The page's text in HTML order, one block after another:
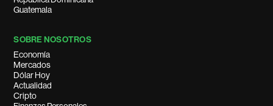
Guatemala
SOBRE NOSOTROS
Economía
Mercados
Dólar Hoy
Actualidad
Cripto